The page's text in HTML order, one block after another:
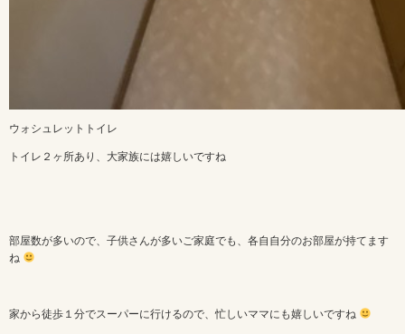
ウォシュレットトイレ
トイレ２ヶ所あり、大家族には嬉しいですね
部屋数が多いので、子供さんが多いご家庭でも、各自自分のお部屋が持てます
ね
家から徒歩１分でスーパーに行けるので、忙しいママにも嬉しいですね